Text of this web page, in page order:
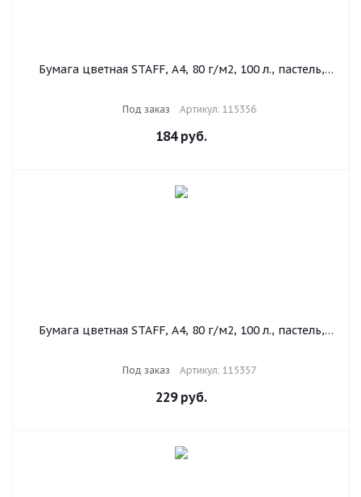
Бумага цветная STAFF, А4, 80 г/м2, 100 л., пастель,
Под заказ Артикул: 115356
184руб.
Бумага цветная STAFF, А4, 80 г/м2, 100 л., пастель,
Под заказ Артикул: 115357
229руб.